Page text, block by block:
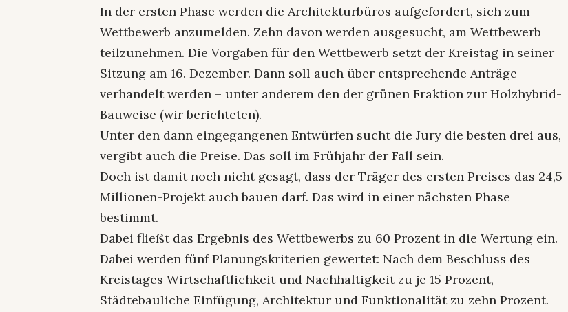
In der ersten Phase werden die Architekturbüros aufgefordert, sich zum
Wettbewerb anzumelden. Zehn davon werden ausgesucht, am Wettbewerb
teilzunehmen. Die Vorgaben für den Wettbewerb setzt der Kreistag in seiner
Sitzung am 16. Dezember. Dann soll auch über entsprechende Anträge
verhandelt werden – unter anderem den der grünen Fraktion zur Holzhybrid-
Bauweise (wir berichteten).
Unter den dann eingegangenen Entwürfen sucht die Jury die besten drei aus,
vergibt auch die Preise. Das soll im Frühjahr der Fall sein.
Doch ist damit noch nicht gesagt, dass der Träger des ersten Preises das 24,5-
Millionen-Projekt auch bauen darf. Das wird in einer nächsten Phase
bestimmt.
Dabei fließt das Ergebnis des Wettbewerbs zu 60 Prozent in die Wertung ein.
Dabei werden fünf Planungskriterien gewertet: Nach dem Beschluss des
Kreistages Wirtschaftlichkeit und Nachhaltigkeit zu je 15 Prozent,
Städtebauliche Einfügung, Architektur und Funktionalität zu zehn Prozent.